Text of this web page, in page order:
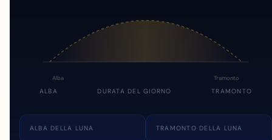
Alba Tramonto
ALBA DURATA DEL GIORNO TRAMONTO
ALBA DELLA LUNA TRAMONTO DELLA LUNA